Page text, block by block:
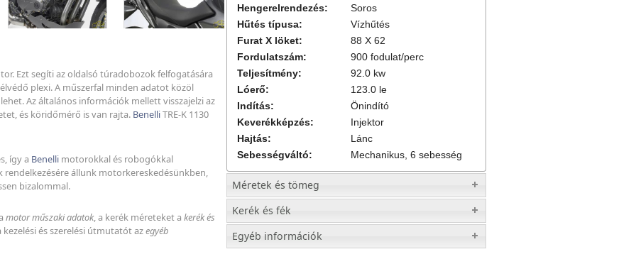
Ezt segíti az oldalsó túradobozok felfogatására
plexi. A műszerfal minden adatot közöl
Az általános információk mellett visszajelzi az
és köridőmérő is van rajta. BenelliTRE-K 1130
így a Benelli motorokkal és robogókkal
állunk motorkereskedésünkben,
bizalommal.
motor műszaki adatok, a kerék méreteket a kerék és
és szerelési útmutatót azegyéb
Hengerelrendezés:
Soros
Hűtés típusa:
Vízhűtés
Furat X löket:
88 X 62
Fordulatszám:
900 fodulat/perc
Teljesítmény:
92.0 kw
Lóerő:
123.0 le
Indítás:
Önindító
Keverékképzés:
Injektor
Hajtás:
Lánc
Sebességváltó:
Mechanikus, 6 sebesség
Méretek és tömeg
Kerék és fék
Egyéb információk